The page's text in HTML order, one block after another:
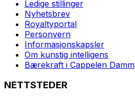
Ledige stillinger
Nyhetsbrev
Royaltyportal
Personvern
Informasjonskapsler
Om kunstig intelligens
Bærekraft i Cappelen Damm
NETTSTEDER